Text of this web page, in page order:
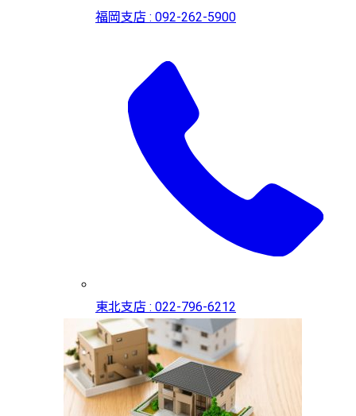
福岡支店 : 092-262-5900
東北支店 : 022-796-6212